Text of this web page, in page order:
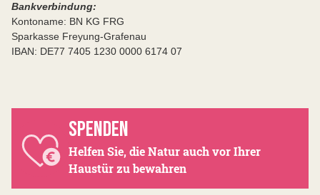
Bankverbindung:
Kontoname: BN KG FRG
Sparkasse Freyung-Grafenau
IBAN: DE77 7405 1230 0000 6174 07
SPENDEN
Helfen Sie, die Natur auch vor Ihrer
Haustür zu bewahren